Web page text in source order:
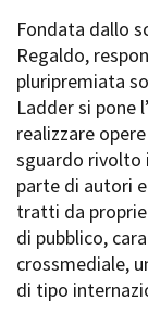
PRODUCTION
Società di
Strutture di
Professionisti
Attrici-Attori
Beginners
LOCATION
FILM DATABASE
Fondata dallo
Regaldo,
pluripremiata
Ladder si pone
realizzare
sguardo rivolto
parte di autori
tratti da
di pubblico,
crossmediale,
di tipo